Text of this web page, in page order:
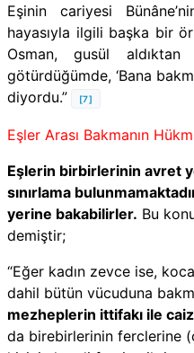
Eşinin cariyesi
hayasıyla ilgili başka bir
Osman, gusül
götürdüğümde, ‘Bana
diyordu.”
[7]
Eşler Arası Bakmanın
Eşlerin birbirlerinin avret
sınırlama
yerine bakabilirler. Bu
demiştir;
“Eğer kadın zevce ise,
dahil bütün vücuduna
mezheplerin ittifakı ile
da birebirlerinin ferclerine